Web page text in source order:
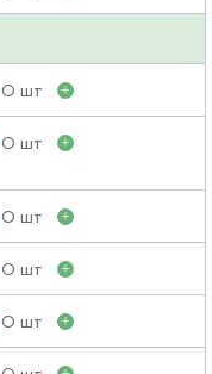
0 шт +
0 шт +
0 шт +
0 шт +
0 шт +